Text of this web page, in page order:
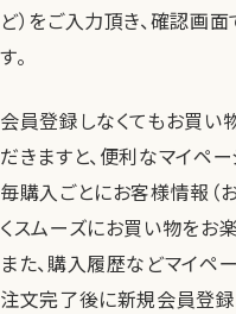
ど）をご入力頂き、確認画
す。
会員登録しなくてもお買い
だきますと、便利なマイペ
毎購入ごとにお客様情報（
くスムーズにお買い物をお
また、購入履歴などマイペ
注文完了後に新規会員登録